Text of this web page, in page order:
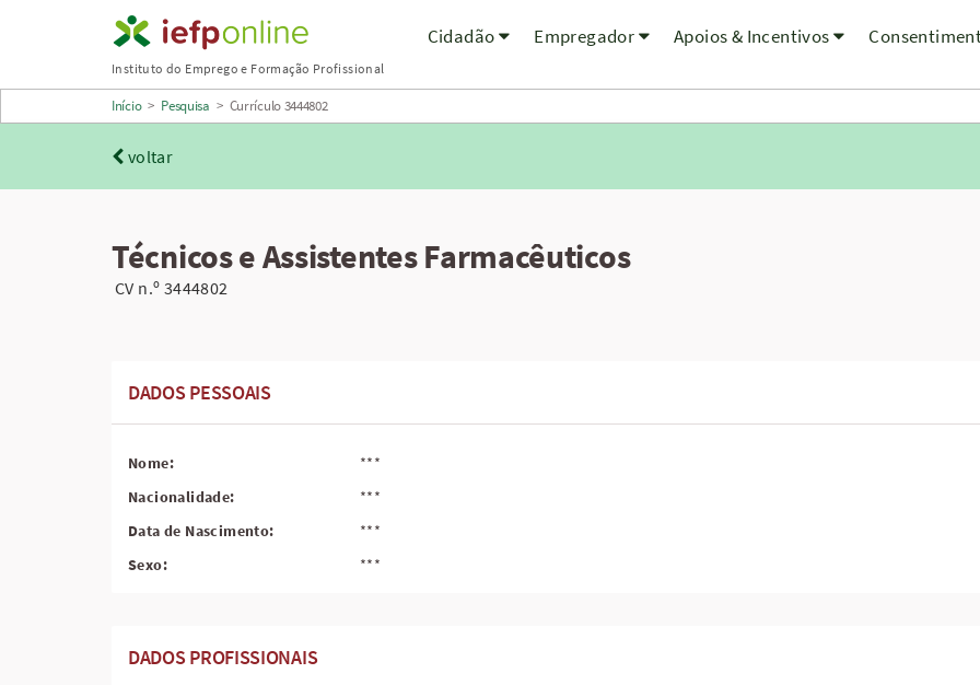
Instituto do Emprego e Formação Profissional
Cidadão Empregador Apoios & Incentivos
Início > Pesquisa > Currículo 3444802
voltar
Técnicos e Assistentes Farmacêuticos
CV n.º 3444802
DADOS PESSOAIS
Nome:
***
Nacionalidade:
***
Data de Nascimento:
***
Sexo:
***
DADOS PROFISSIONAIS